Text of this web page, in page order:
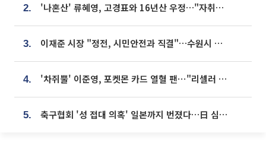
2. '나혼산' 류혜영, 고경표와 16년산 우정…"자취방서 부모님과 마주쳐"
3. 이재준 시장 "정전, 시민안전과 직결"…수원시 비상대응체계 가동
4. '차쥐뿔' 이준영, 포켓몬 카드 열혈 팬⋯"리셀러 처단할 것"
5. 축구협회 '성 접대 의혹' 일본까지 번졌다…日 심판 실명 공개